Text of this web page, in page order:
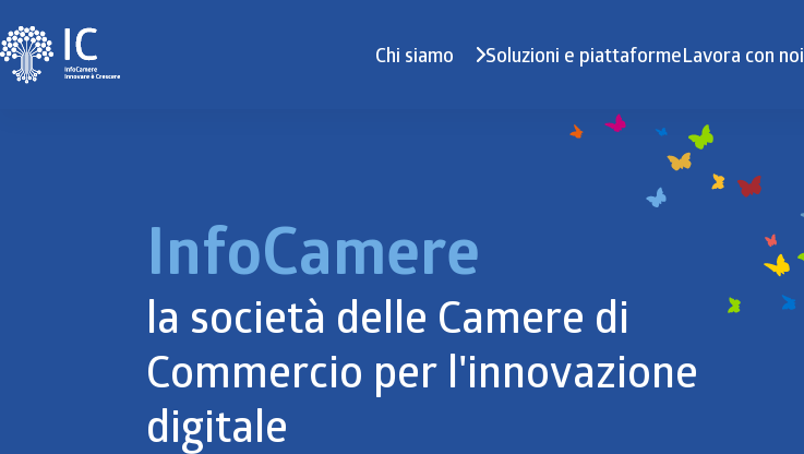
Chi siamo Soluzioni e piattaformeLavora con noi
InfoCamere
la società delle Camere di
Commercio per l'innovazione
digitale